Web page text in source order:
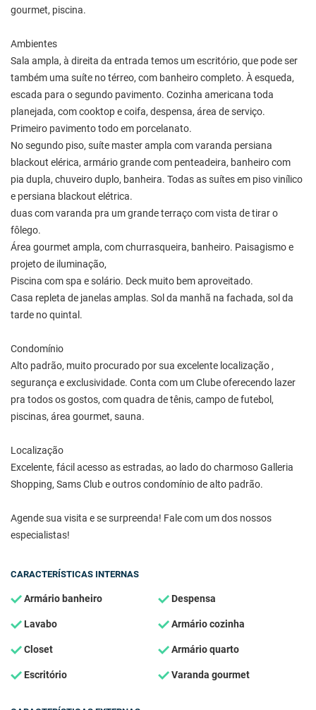
gourmet, piscina.
Ambientes
Sala ampla, à direita da entrada temos um escritório, que pode ser
também uma suíte no térreo, com banheiro completo. À esqueda,
escada para o segundo pavimento. Cozinha americana toda
planejada, com cooktop e coifa, despensa, área de serviço.
Primeiro pavimento todo em porcelanato.
No segundo piso, suíte master ampla com varanda persiana
blackout elérica, armário grande com penteadeira, banheiro com
pia dupla, chuveiro duplo, banheira. Todas as suítes em piso vinílico
e persiana blackout elétrica.
duas com varanda pra um grande terraço com vista de tirar o
fôlego.
Área gourmet ampla, com churrasqueira, banheiro. Paisagismo e
projeto de iluminação,
Piscina com spa e solário. Deck muito bem aproveitado.
Casa repleta de janelas amplas. Sol da manhã na fachada, sol da
tarde no quintal.
Condomínio
Alto padrão, muito procurado por sua excelente localização ,
segurança e exclusividade. Conta com um Clube oferecendo lazer
pra todos os gostos, com quadra de tênis, campo de futebol,
piscinas, área gourmet, sauna.
Localização
Excelente, fácil acesso as estradas, ao lado do charmoso Galleria
Shopping, Sams Club e outros condomínio de alto padrão.
Agende sua visita e se surpreenda! Fale com um dos nossos
especialistas!
CARACTERÍSTICAS INTERNAS
Armário banheiro Despensa
Lavabo Armário cozinha
Closet Armário quarto
Escritório Varanda gourmet